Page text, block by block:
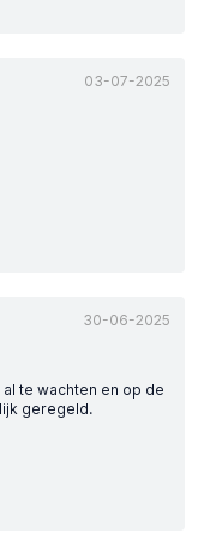
03-07-2025
30-06-2025
te wachten en op de
geregeld.